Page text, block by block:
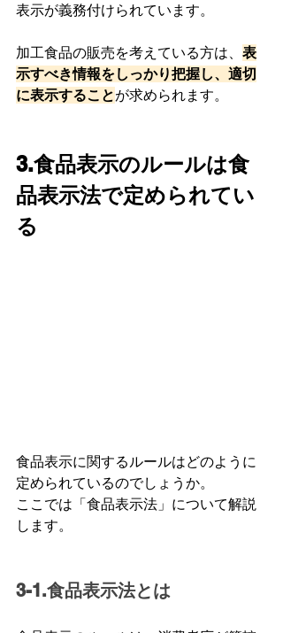
表示が義務付けられています。
加工食品の販売を考えている方は、 表
示すべき情報をしっかり把握し、適切
に表示することが求められます。
3.食品表示のルールは食
品表示法で定められてい
る
食品表示に関するルールはどのように
定められているのでしょうか。
ここでは「食品表示法」について解説
します。
3-1.食品表示法とは